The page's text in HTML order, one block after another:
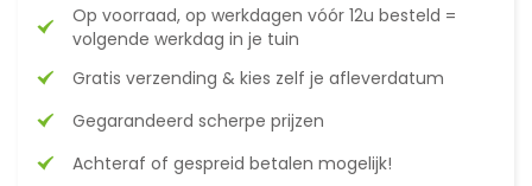
Op voorraad, op werkdagen vóór 12u besteld =
volgende werkdag in je tuin
Gratis verzending & kies zelf je afleverdatum
Gegarandeerd scherpe prijzen
Achteraf of gespreid betalen mogelijk!